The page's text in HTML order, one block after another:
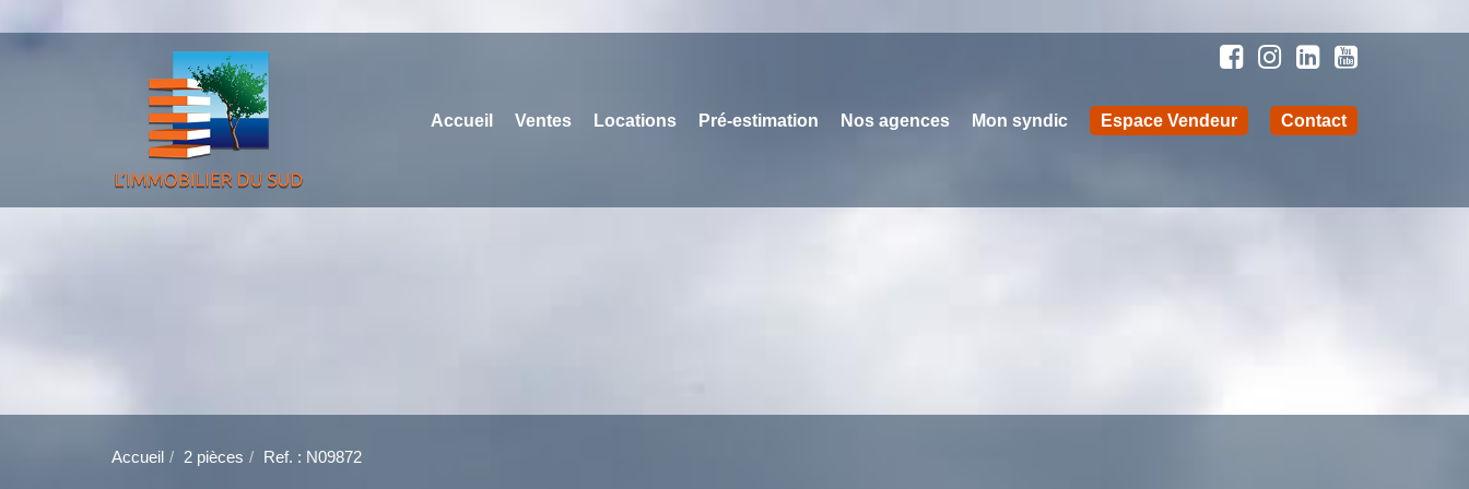
Accueil Ventes Locations Pré-estimation Nos agences Mon syndic Espace Vendeur Contact
Accueil 2 pièces Ref. : N09872